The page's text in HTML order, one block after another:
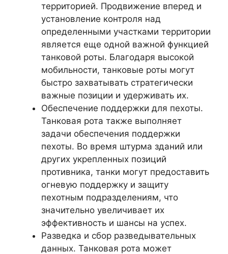
территорией. Продвижение вперед и
установление контроля над
определенными участками территории
является еще одной важной функцией
танковой роты. Благодаря высокой
мобильности, танковые роты могут
быстро захватывать стратегически
важные позиции и удерживать их.
Обеспечение поддержки для пехоты.
Танковая рота также выполняет
задачи обеспечения поддержки
пехоты. Во время штурма зданий или
других укрепленных позиций
противника, танки могут предоставить
огневую поддержку и защиту
пехотным подразделениям, что
значительно увеличивает их
эффективность и шансы на успех.
Разведка и сбор разведывательных
данных. Танковая рота может